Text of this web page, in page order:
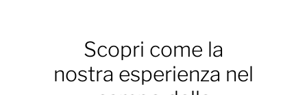
Scopri come la
nostra esperienza nel